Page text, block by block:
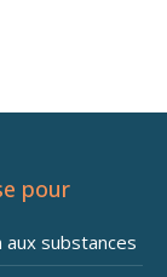
pour
aux substances